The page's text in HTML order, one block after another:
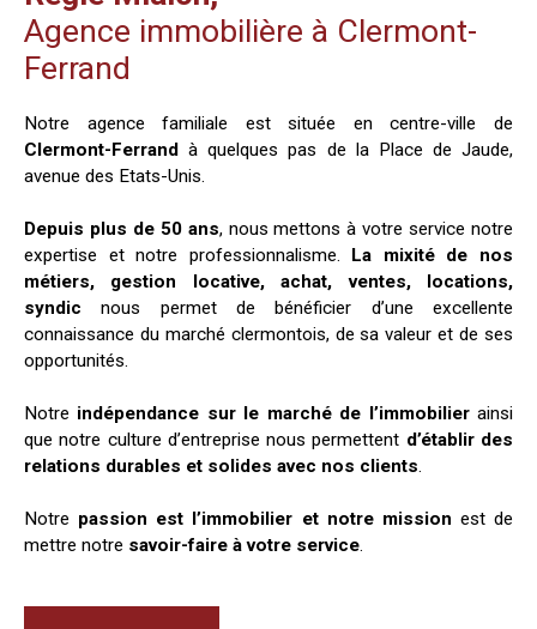
Agence immobilière à Clermont-
Ferrand
Notre agence familiale est située en centre-ville de
Clermont-Ferrand à quelques pas de la Place de Jaude,
avenue des Etats-Unis.
Depuis plus de 50 ans, nous mettons à votre service notre
expertise et notre professionnalisme. La mixité de nos
métiers, gestion locative, achat, ventes, locations,
syndic nous permet de bénéficier d’une excellente
connaissance du marché clermontois, de sa valeur et de ses
opportunités.
Notre indépendance sur le marché de l’immobilierainsi
que notre culture d’entreprise nous permettent d’établir des
relations durables et solides avec nos clients.
Notre passion est l’immobilier et notre mission est de
mettre notre savoir-faire à votre service.